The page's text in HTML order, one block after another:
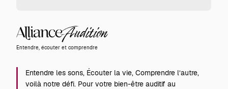
Audition
Entendre, écouter et comprendre
Entendre les sons, Écouter la vie, Comprendre l’autre,
voilà notre défi. Pour votre bien-être auditif au